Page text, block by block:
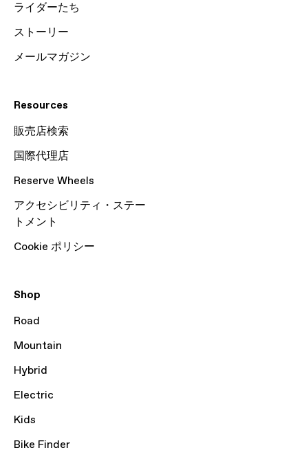
ライダーたち
ストーリー
メールマガジン
Resources
販売店検索
国際代理店
Reserve Wheels
アクセシビリティ・ステー
トメント
Cookie ポリシー
Shop
Road
Mountain
Hybrid
Electric
Kids
Bike Finder